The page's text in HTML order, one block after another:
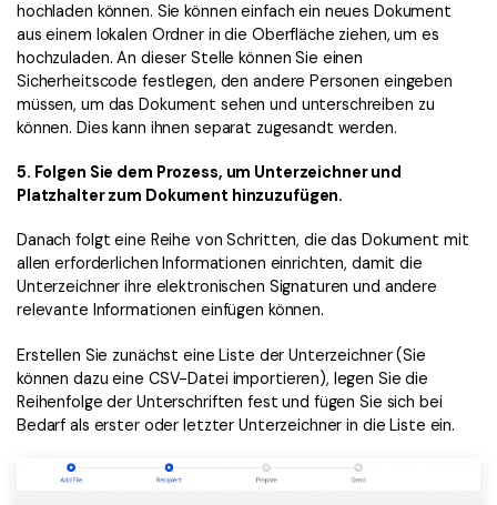
hochladen können. Sie können einfach ein neues Dokument
aus einem lokalen Ordner in die Oberfläche ziehen, um es
hochzuladen. An dieser Stelle können Sie einen
Sicherheitscode festlegen, den andere Personen eingeben
müssen, um das Dokument sehen und unterschreiben zu
können. Dies kann ihnen separat zugesandt werden.
5. Folgen Sie dem Prozess, um Unterzeichner und
Platzhalter zum Dokument hinzuzufügen.
Danach folgt eine Reihe von Schritten, die das Dokument mit
allen erforderlichen Informationen einrichten, damit die
Unterzeichner ihre elektronischen Signaturen und andere
relevante Informationen einfügen können.
Erstellen Sie zunächst eine Liste der Unterzeichner (Sie
können dazu eine CSV-Datei importieren), legen Sie die
Reihenfolge der Unterschriften fest und fügen Sie sich bei
Bedarf als erster oder letzter Unterzeichner in die Liste ein.